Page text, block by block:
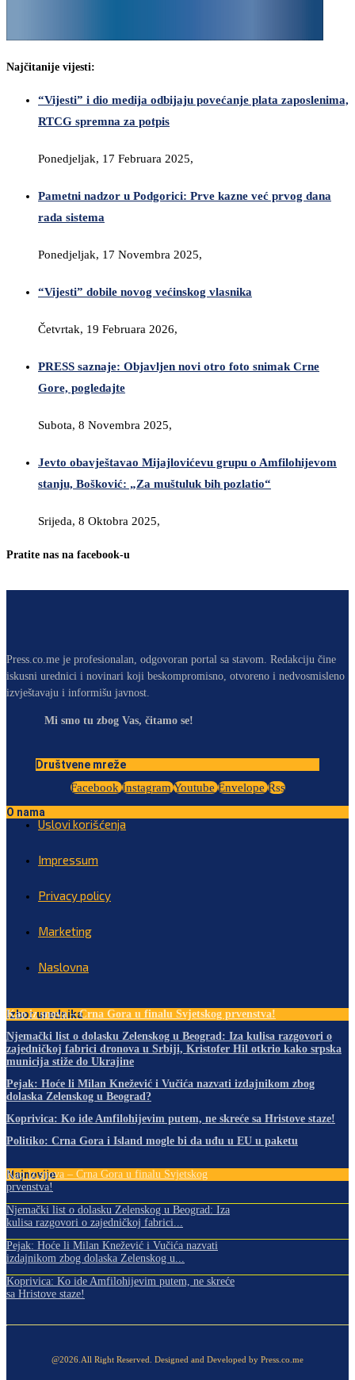
Najčitanije vijesti:
“Vijesti” i dio medija odbijaju povećanje plata zaposlenima,
RTCG spremna za potpis
Ponedjeljak, 17 Februara 2025,
Pametni nadzor u Podgorici: Prve kazne već prvog dana
rada sistema
Ponedjeljak, 17 Novembra 2025,
“Vijesti” dobile novog većinskog vlasnika
Četvrtak, 19 Februara 2026,
PRESS saznaje: Objavljen novi otro foto snimak Crne
Gore, pogledajte
Subota, 8 Novembra 2025,
Jevto obavještavao Mijajlovićevu grupu o Amfilohijevom
stanju, Bošković: „Za muštuluk bih pozlatio“
Srijeda, 8 Oktobra 2025,
Pratite nas na facebook-u
Press.co.me je profesionalan, odgovoran portal sa stavom. Redakciju čine
iskusni urednici i novinari koji beskompromisno, otvoreno i nedvosmisleno
izvještavaju i informišu javnost.
Mi smo tu zbog Vas, čitamo se!
Društvene mreže
Facebook Instagram Youtube Envelope Rss
O nama
Uslovi korišćenja
Impressum
Privacy policy
Marketing
Naslovna
Izbor urednika
Kao iz snova – Crna Gora u finalu Svjetskog prvenstva!
Njemački list o dolasku Zelenskog u Beograd: Iza kulisa razgovori o
zajedničkoj fabrici dronova u Srbiji, Kristofer Hil otkrio kako srpska
municija stiže do Ukrajine
Pejak: Hoće li Milan Knežević i Vučića nazvati izdajnikom zbog
dolaska Zelenskog u Beograd?
Koprivica: Ko ide Amfilohijevim putem, ne skreće sa Hristove staze!
Politiko: Crna Gora i Island mogle bi da uđu u EU u paketu
Najnovije
Kao iz snova – Crna Gora u finalu Svjetskog
prvenstva!
Njemački list o dolasku Zelenskog u Beograd: Iza
kulisa razgovori o zajedničkoj fabrici...
Pejak: Hoće li Milan Knežević i Vučića nazvati
izdajnikom zbog dolaska Zelenskog u...
Koprivica: Ko ide Amfilohijevim putem, ne skreće
sa Hristove staze!
@2026.All Right Reserved. Designed and Developed by Press.co.me